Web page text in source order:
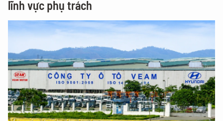
lĩnh vực phụ trách